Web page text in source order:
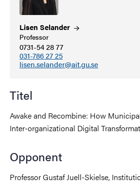
Lisen Selander
Professor
0731-54 28 77
031-786 27 25
lisen.selander@ait.gu.se
Titel
Awake and Recombine: How
Inter-organizational Digital
Opponent
Professor Gustaf Juell-Skielse,